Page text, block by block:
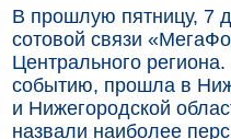
В прошлую пятницу, 7
сотовой связи
Центрального
событию, прошла в
и Нижегородской
назвали наиболее